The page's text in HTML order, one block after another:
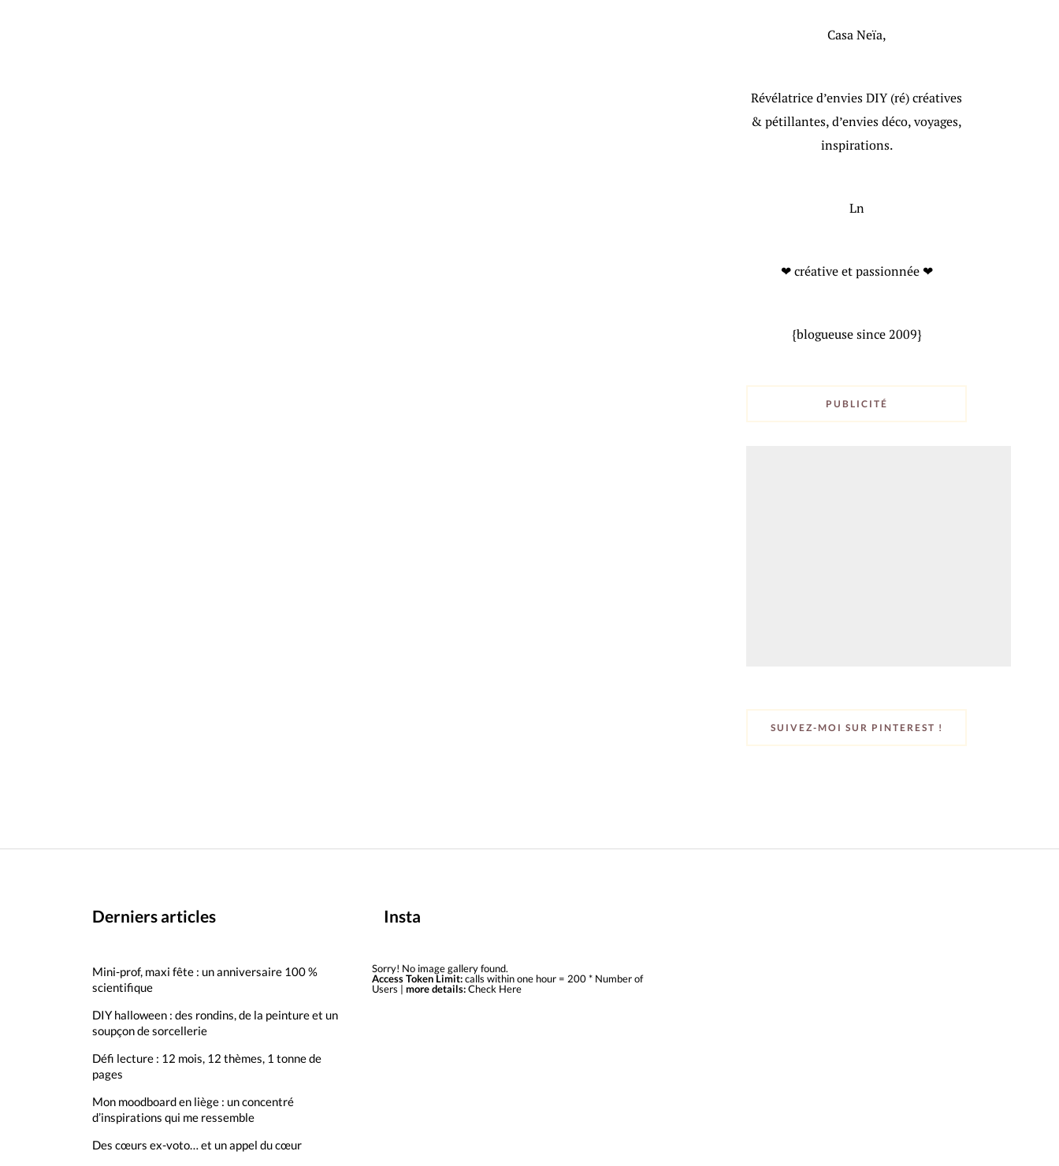
Casa Neïa,
Révélatrice d’envies DIY (ré) créatives
& pétillantes, d’envies déco, voyages,
inspirations.
Ln
❤ créative et passionnée ❤
{blogueuse since 2009}
PUBLICITÉ
SUIVEZ-MOI SUR PINTEREST !
Derniers articles
Mini-prof, maxi fête : un anniversaire 100 %
scientifique
DIY halloween : des rondins, de la peinture et un
soupçon de sorcellerie
Défi lecture : 12 mois, 12 thèmes, 1 tonne de
pages
Mon moodboard en liège : un concentré
d’inspirations qui me ressemble
Des cœurs ex-voto… et un appel du cœur
Insta
Sorry! No image gallery found.
Access Token Limit:calls within one hour = 200 * Number of
Users | more details: Check Here